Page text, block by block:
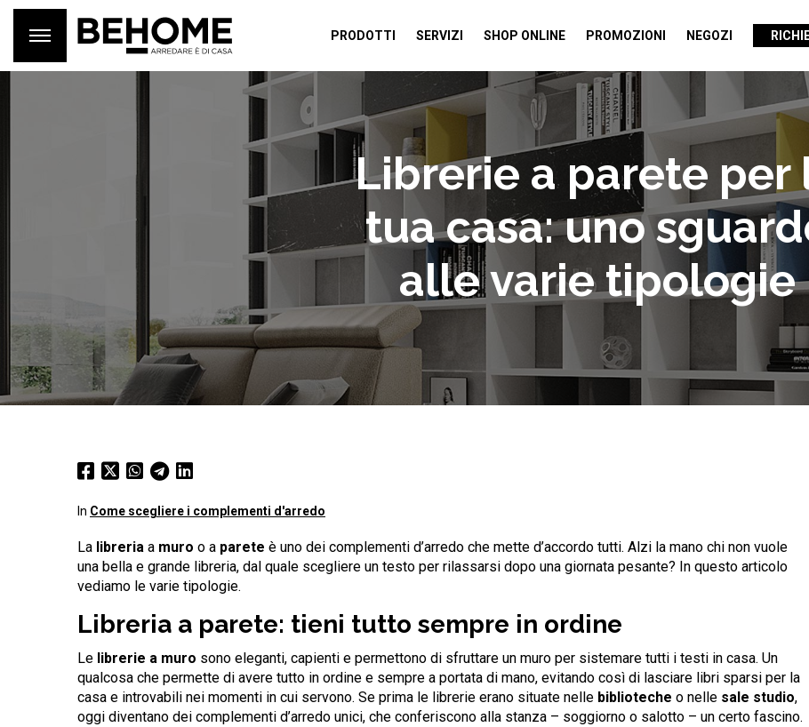
PRODOTTI SERVIZI SHOP ONLINE PROMOZIONI NEGOZI
Librerie a parete per
tua casa: uno
alle varie tipologie
In Come scegliere i complementi d'arredo
La libreria a muro o a parete è uno dei complementi d’arredo che mette d’accordo tutti. Alzi la mano chi non vuole
una bella e grande libreria, dal quale scegliere un testo per rilassarsi dopo una giornata pesante? In questo articolo
vediamo le varie tipologie.
Libreria a parete: tieni tutto sempre in ordine
Le librerie a muro sono eleganti, capienti e permettono di sfruttare un muro per sistemare tutti i testi in casa. Un
qualcosa che permette di avere tutto in ordine e sempre a portata di mano, evitando così di lasciare libri sparsi per la
casa e introvabili nei momenti in cui servono. Se prima le librerie erano situate nelle biblioteche o nelle sale studio,
oggi diventano dei complementi d’arredo unici, che conferiscono alla stanza – soggiorno o salotto – un certo fascino.